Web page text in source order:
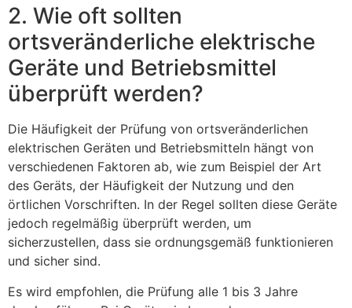
2. Wie oft sollten
ortsveränderliche elektrische
Geräte und Betriebsmittel
überprüft werden?
Die Häufigkeit der Prüfung von ortsveränderlichen
elektrischen Geräten und Betriebsmitteln hängt von
verschiedenen Faktoren ab, wie zum Beispiel der Art
des Geräts, der Häufigkeit der Nutzung und den
örtlichen Vorschriften. In der Regel sollten diese Geräte
jedoch regelmäßig überprüft werden, um
sicherzustellen, dass sie ordnungsgemäß funktionieren
und sicher sind.
Es wird empfohlen, die Prüfung alle 1 bis 3 Jahre